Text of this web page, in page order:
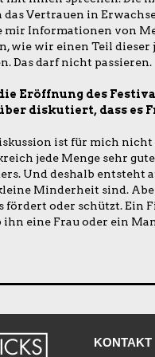
Vertrauen in
Informationen von
wie wir einen Teil
Das darf nicht passieren.
Eröffnung des
diskutiert, dass es
ist für mich
jede Menge sehr
Und deshalb entsteht
Minderheit sind.
fördert oder schützt. Ein
ihn eine Frau oder ein
KONTAKT